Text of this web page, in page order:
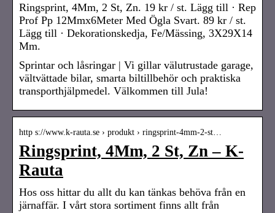
Ringsprint, 4Mm, 2 St, Zn. 19 kr / st. Lägg till · Rep
Prof Pp 12Mmx6Meter Med Ögla Svart. 89 kr / st.
Lägg till · Dekorationskedja, Fe/Mässing, 3X29X14
Mm.
Sprintar och låsringar | Vi gillar välutrustade garage,
vältvättade bilar, smarta biltillbehör och praktiska
transporthjälpmedel. Välkommen till Jula!
http s://www.k-rauta.se › produkt › ringsprint-4mm-2-st…
Ringsprint, 4Mm, 2 St, Zn – K-
Rauta
Hos oss hittar du allt du kan tänkas behöva från en
järnaffär. I vårt stora sortiment finns allt från